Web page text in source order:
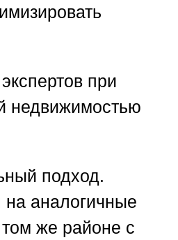
при
недвижимостью
подход.
аналогичные
же районе с